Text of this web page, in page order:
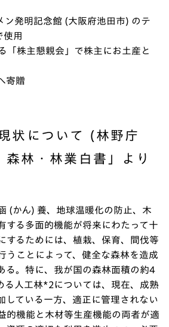
ン発明記念館 (大阪府池田市) のテ
使用
「株主懇親会」で株主にお土産と
寄贈
状について (林野庁
森林・林業白書」より
(かん) 養、地球温暖化の防止、木
する多面的機能が将来にわたって十
するためには、植栽、保育、間伐等
うことによって、健全な森林を造成
る。特に、我が国の森林面積の約4
る人工林*2については、現在、成熟
している一方、適正に管理されない
的機能と木材等生産機能の両者が適